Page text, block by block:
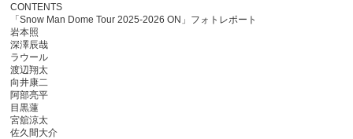
CONTENTS
「Snow Man Dome Tour 2025-2026 ON」フォトレポート
岩本照
深澤辰哉
ラウール
渡辺翔太
向井康二
阿部亮平
目黒蓮
宮舘涼太
佐久間大介